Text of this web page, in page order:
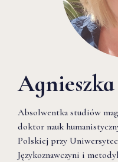
Agnieszka
Absolwentka studiów
doktor nauk
Polskiej przy
Językoznawczyni i